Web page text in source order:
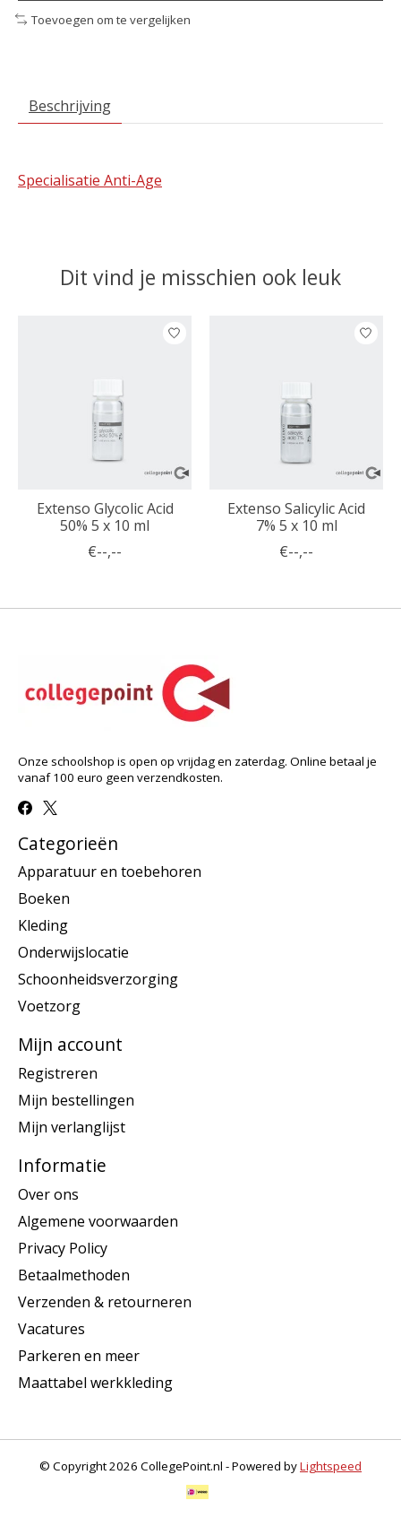
Toevoegen om te vergelijken
Beschrijving
Specialisatie Anti-Age
Dit vind je misschien ook leuk
Items van productcarrousel
Extenso Glycolic Acid
50% 5 x 10 ml
€--,--
Extenso Salicylic Acid
7% 5 x 10 ml
€--,--
Onze schoolshop is open op vrijdag en zaterdag. Online betaal je
vanaf 100 euro geen verzendkosten.
Categorieën
Apparatuur en toebehoren
Boeken
Kleding
Onderwijslocatie
Schoonheidsverzorging
Voetzorg
Mijn account
Registreren
Mijn bestellingen
Mijn verlanglijst
Informatie
Over ons
Algemene voorwaarden
Privacy Policy
Betaalmethoden
Verzenden & retourneren
Vacatures
Parkeren en meer
Maattabel werkkleding
© Copyright 2026 CollegePoint.nl - Powered byLightspeed